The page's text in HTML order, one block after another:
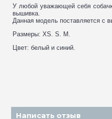
У любой уважающей себя
вышивка.
Данная модель поставляется с
Размеры: XS. S. M.
Цвет: белый и синий.
Написать отзыв